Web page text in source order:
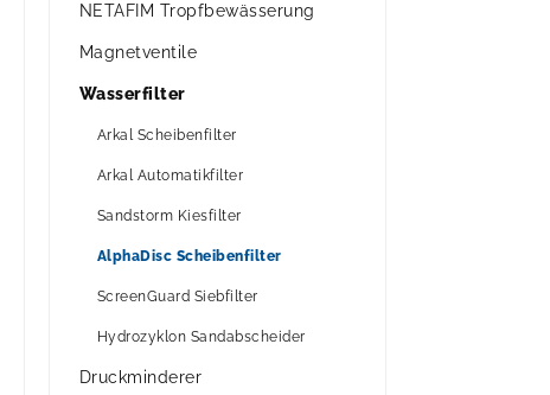
NETAFIM Tropfbewässerung
Magnetventile
Wasserfilter
Arkal Scheibenfilter
Arkal Automatikfilter
Sandstorm Kiesfilter
AlphaDisc Scheibenfilter
ScreenGuard Siebfilter
Hydrozyklon Sandabscheider
Druckminderer